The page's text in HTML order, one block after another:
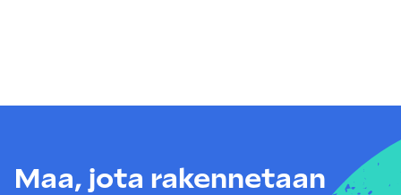
Maa, jota rakennetaan